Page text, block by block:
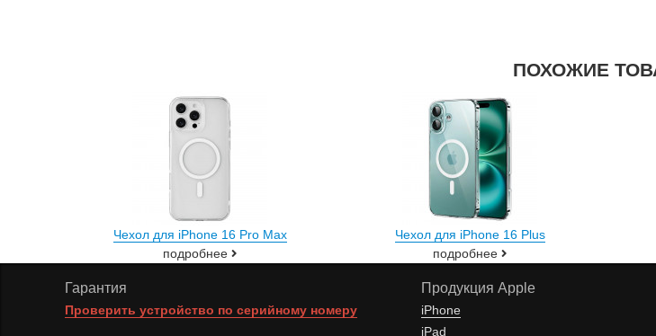
ПОХОЖИЕ
Чехол для iPhone 16 Pro Max
подробнее
Чехол для iPhone 16 Plus
подробнее
Гарантия
Проверить устройство по серийному номеру
Продукция Apple
iPhone
iPad